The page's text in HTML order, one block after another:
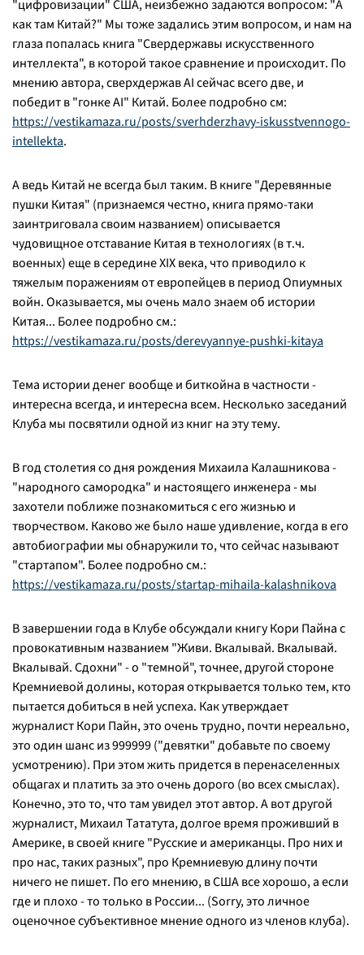
"цифровизации" США, неизбежно задаются вопросом: "А
как там Китай?" Мы тоже задались этим вопросом, и нам на
глаза попалась книга "Свердержавы искусственного
интеллекта", в которой такое сравнение и происходит. По
мнению автора, сверхдержав AI сейчас всего две, и
победит в "гонке AI" Китай. Более подробно см:
https://vestikamaza.ru/posts/sverhderzhavy-iskusstvennogo-
intellekta.
А ведь Китай не всегда был таким. В книге "Деревянные
пушки Китая" (признаемся честно, книга прямо-таки
заинтриговала своим названием) описывается
чудовищное отставание Китая в технологиях (в т.ч.
военных) еще в середине XIX века, что приводило к
тяжелым поражениям от европейцев в период Опиумных
войн. Оказывается, мы очень мало знаем об истории
Китая... Более подробно см.:
https://vestikamaza.ru/posts/derevyannye-pushki-kitaya
Тема истории денег вообще и биткойна в частности -
интересна всегда, и интересна всем. Несколько заседаний
Клуба мы посвятили одной из книг на эту тему.
В год столетия со дня рождения Михаила Калашникова -
"народного самородка" и настоящего инженера - мы
захотели поближе познакомиться с его жизнью и
творчеством. Каково же было наше удивление, когда в его
автобиографии мы обнаружили то, что сейчас называют
"стартапом". Более подробно см.:
https://vestikamaza.ru/posts/startap-mihaila-kalashnikova
В завершении года в Клубе обсуждали книгу Кори Пайна с
провокативным названием "Живи. Вкалывай. Вкалывай.
Вкалывай. Сдохни" - о "темной", точнее, другой стороне
Кремниевой долины, которая открывается только тем, кто
пытается добиться в ней успеха. Как утверждает
журналист Кори Пайн, это очень трудно, почти нереально,
это один шанс из 999999 ("девятки" добавьте по своему
усмотрению). При этом жить придется в перенаселенных
общагах и платить за это очень дорого (во всех смыслах).
Конечно, это то, что там увидел этот автор. А вот другой
журналист, Михаил Тататута, долгое время проживший в
Америке, в своей книге "Русские и американцы. Про них и
про нас, таких разных", про Кремниевую длину почти
ничего не пишет. По его мнению, в США все хорошо, а если
где и плохо - то только в России... (Sorry, это личное
оценочное субъективное мнение одного из членов клуба).